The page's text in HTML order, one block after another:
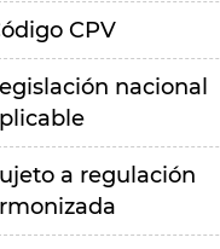
CPV
nacional
a regulación